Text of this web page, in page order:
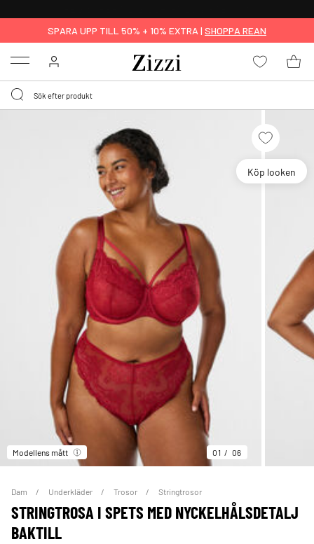
SPARA UPP TILL 50% + 10% EXTRA | SHOPPA REAN
Menu
Köp looken
Modellens mått 01 06
Dam Underkläder Trosor Stringtrosor
STRINGTROSA I SPETS MED NYCKELHÅLSDETALJ
BAKTILL